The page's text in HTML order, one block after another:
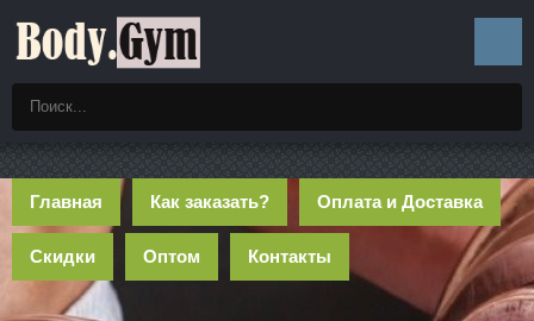
Главная Как заказать? Оплата и Доставка
Скидки Оптом Контакты